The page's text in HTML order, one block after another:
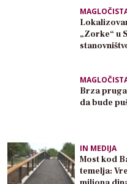
„Zorke“ u
Brza
da bude
IN MEDIJA
Most kod
temelja: